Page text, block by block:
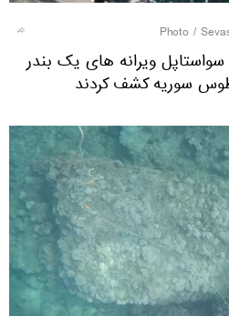
ویرانه های یک بندر
سوریه کشف کردند